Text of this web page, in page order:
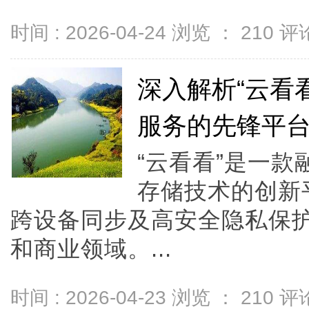
时间 : 2026-04-24 浏览 ： 210 评
深入解析“云看
服务的先锋平
“云看看”是一
存储技术的创
跨设备同步及高安全隐私保
和商业领域。...
时间 : 2026-04-23 浏览 ： 210 评